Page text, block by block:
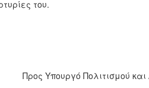
του.
Προς Υπουργό Πολιτισμού